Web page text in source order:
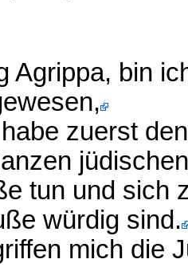
Agrippa, bin
zuerst
tun und sich
würdig sind.
mich die